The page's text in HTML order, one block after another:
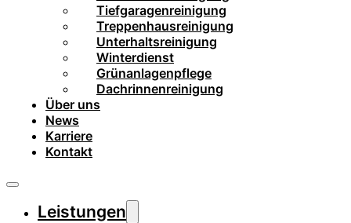
Tiefgaragenreinigung
Treppenhausreinigung
Unterhaltsreinigung
Winterdienst
Grünanlagenpflege
Dachrinnenreinigung
Über uns
News
Karriere
Kontakt
Leistungen